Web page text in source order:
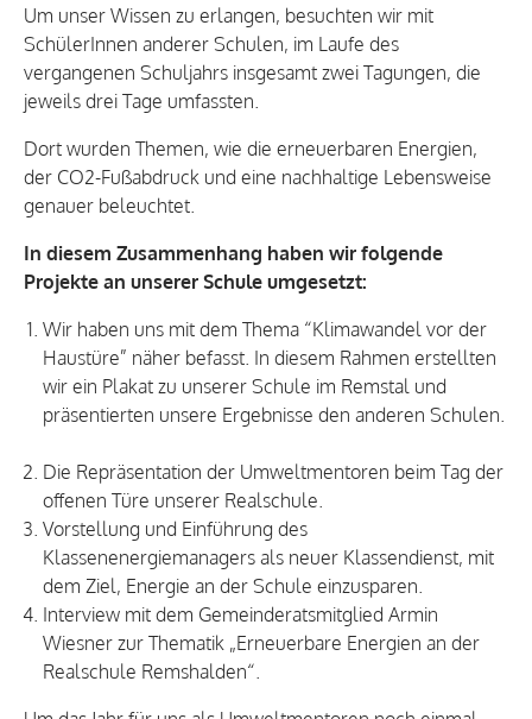
Um unser Wissen zu erlangen, besuchten wir mit
SchülerInnen anderer Schulen, im Laufe des
vergangenen Schuljahrs insgesamt zwei Tagungen, die
jeweils drei Tage umfassten.
Dort wurden Themen, wie die erneuerbaren Energien,
der CO2-Fußabdruck und eine nachhaltige Lebensweise
genauer beleuchtet.
In diesem Zusammenhang haben wir folgende
Projekte an unserer Schule umgesetzt:
Wir haben uns mit dem Thema “Klimawandel vor der
Haustüre” näher befasst. In diesem Rahmen erstellten
wir ein Plakat zu unserer Schule im Remstal und
präsentierten unsere Ergebnisse den anderen Schulen.
Die Repräsentation der Umweltmentoren beim Tag der
offenen Türe unserer Realschule.
Vorstellung und Einführung des
Klassenenergiemanagers als neuer Klassendienst, mit
dem Ziel, Energie an der Schule einzusparen.
Interview mit dem Gemeinderatsmitglied Armin
Wiesner zur Thematik „Erneuerbare Energien an der
Realschule Remshalden“.